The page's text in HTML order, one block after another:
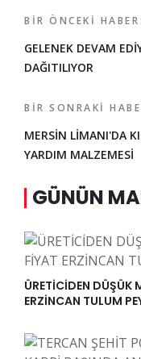
BIR ÖNCEKI HABER
GELENEK DEVAM
DAĞITILIYOR
BIR SONRAKI
MERSİN LİMANI'DA
YARDIM MALZEMESİ
GÜNÜN
ÜRETİCİDEN DÜŞÜK
ERZİNCAN TULUM